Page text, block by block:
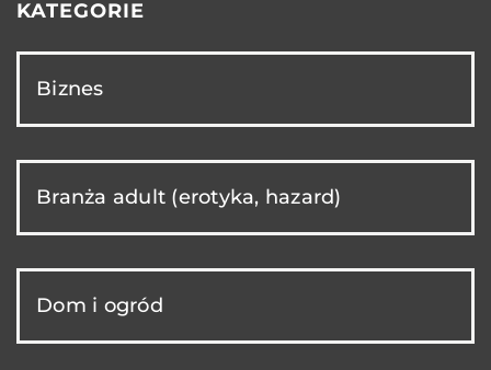
KATEGORIE
Biznes
Branża adult (erotyka, hazard)
Dom i ogród